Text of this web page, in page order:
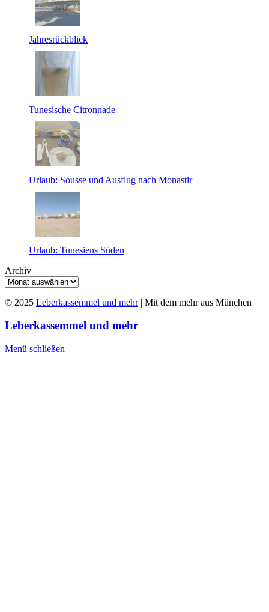
Jahresrückblick
Tunesische Citronnade
Urlaub: Sousse und Ausflug nach Monastir
Urlaub: Tunesiens Süden
Archiv
© 2025 Leberkassemmel und mehr| Mit dem mehr aus München
Leberkassemmel und mehr
Menü schließen